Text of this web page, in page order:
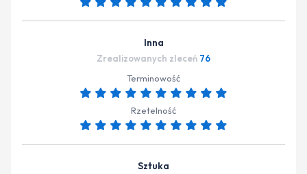
Inna
Zrealizowanych zleceń 76
Terminowość
Rzetelność
Sztuka